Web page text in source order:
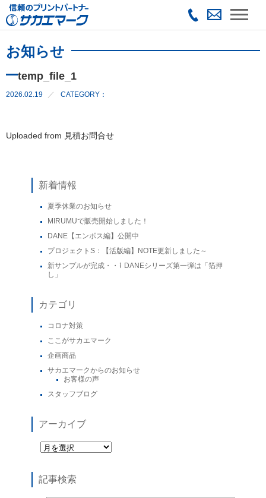
お知らせ
temp_file_1
2026.02.19 CATEGORY：
Uploaded from 見積お問合せ
新着情報
夏季休業のお知らせ
MIRUMUで販売開始しました！
DANE【エンボス編】公開中
プロジェクトS：【活版編】NOTE更新しました～
新サンプルが完成・・⌇ DANEシリーズ第一弾は「箔押
し」
カテゴリ
コロナ対策
ここがサカエマーク
企画商品
サカエマークからのお知らせ
お客様の声
スタッフブログ
アーカイブ
記事検索